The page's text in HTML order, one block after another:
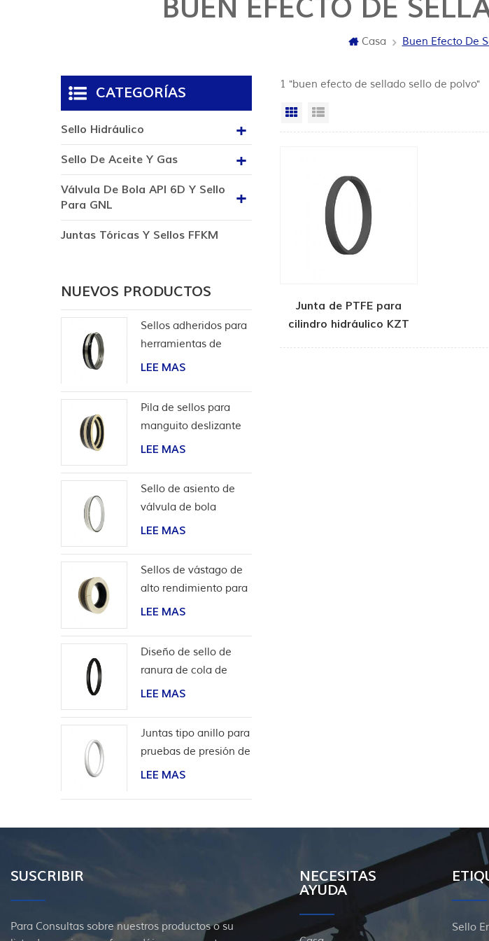
BUEN EFECTO DE
Casa Buen Efecto De
1 "buen efecto de sellado sello de polvo"
Vista en cuadrícula
Junta de PTFE para
cilindro hidráulico KZT
CATEGORÍAS
Sello Hidráulico
Sello De Aceite Y Gas
Válvula De Bola API 6D Y Sello
Para GNL
Juntas Tóricas Y Sellos FFKM
NUEVOS PRODUCTOS
Sellos adheridos para
herramientas de
terminación
LEE MAS
Pila de sellos para
manguito deslizante
de herramientas de
LEE MAS
Sello de asiento de
válvula de bola
bidireccional de alta
LEE MAS
Sellos de vástago de
alto rendimiento para
aplicaciones de
LEE MAS
Diseño de sello de
ranura de cola de
milano para
LEE MAS
Juntas tipo anillo para
pruebas de presión de
válvulas
LEE MAS
SUSCRIBIR
Para Consultas sobre nuestros productos o su
NECESITAS
AYUDA
Sello